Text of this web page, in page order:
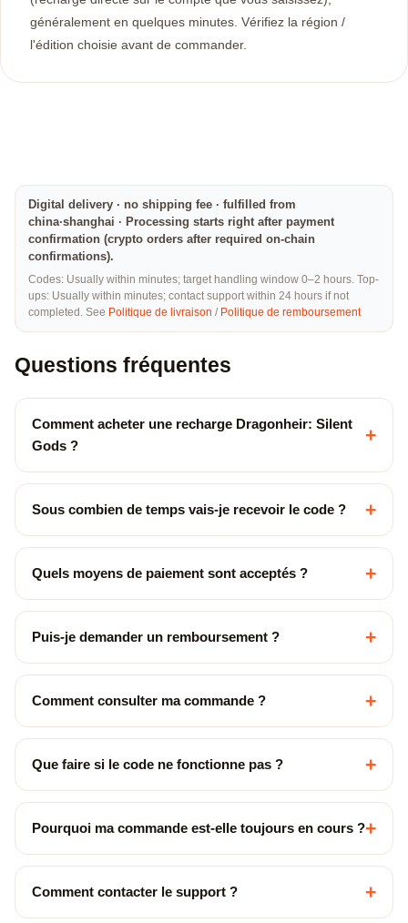
généralement en quelques minutes. Vérifiez la région /
l'édition choisie avant de commander.
Digital delivery · no shipping fee · fulfilled from
china·shanghai · Processing starts right after payment
confirmation (crypto orders after required on-chain
confirmations).
Codes: Usually within minutes; target handling window 0–2 hours. Top-
ups: Usually within minutes; contact support within 24 hours if not
completed. See Politique de livraison / Politique de remboursement
Questions fréquentes
Comment acheter une recharge Dragonheir: Silent
Gods ?
+
Sous combien de temps vais-je recevoir le code ? +
Quels moyens de paiement sont acceptés ? +
Puis-je demander un remboursement ? +
Comment consulter ma commande ? +
Que faire si le code ne fonctionne pas ? +
Pourquoi ma commande est-elle toujours en cours ?+
Comment contacter le support ? +